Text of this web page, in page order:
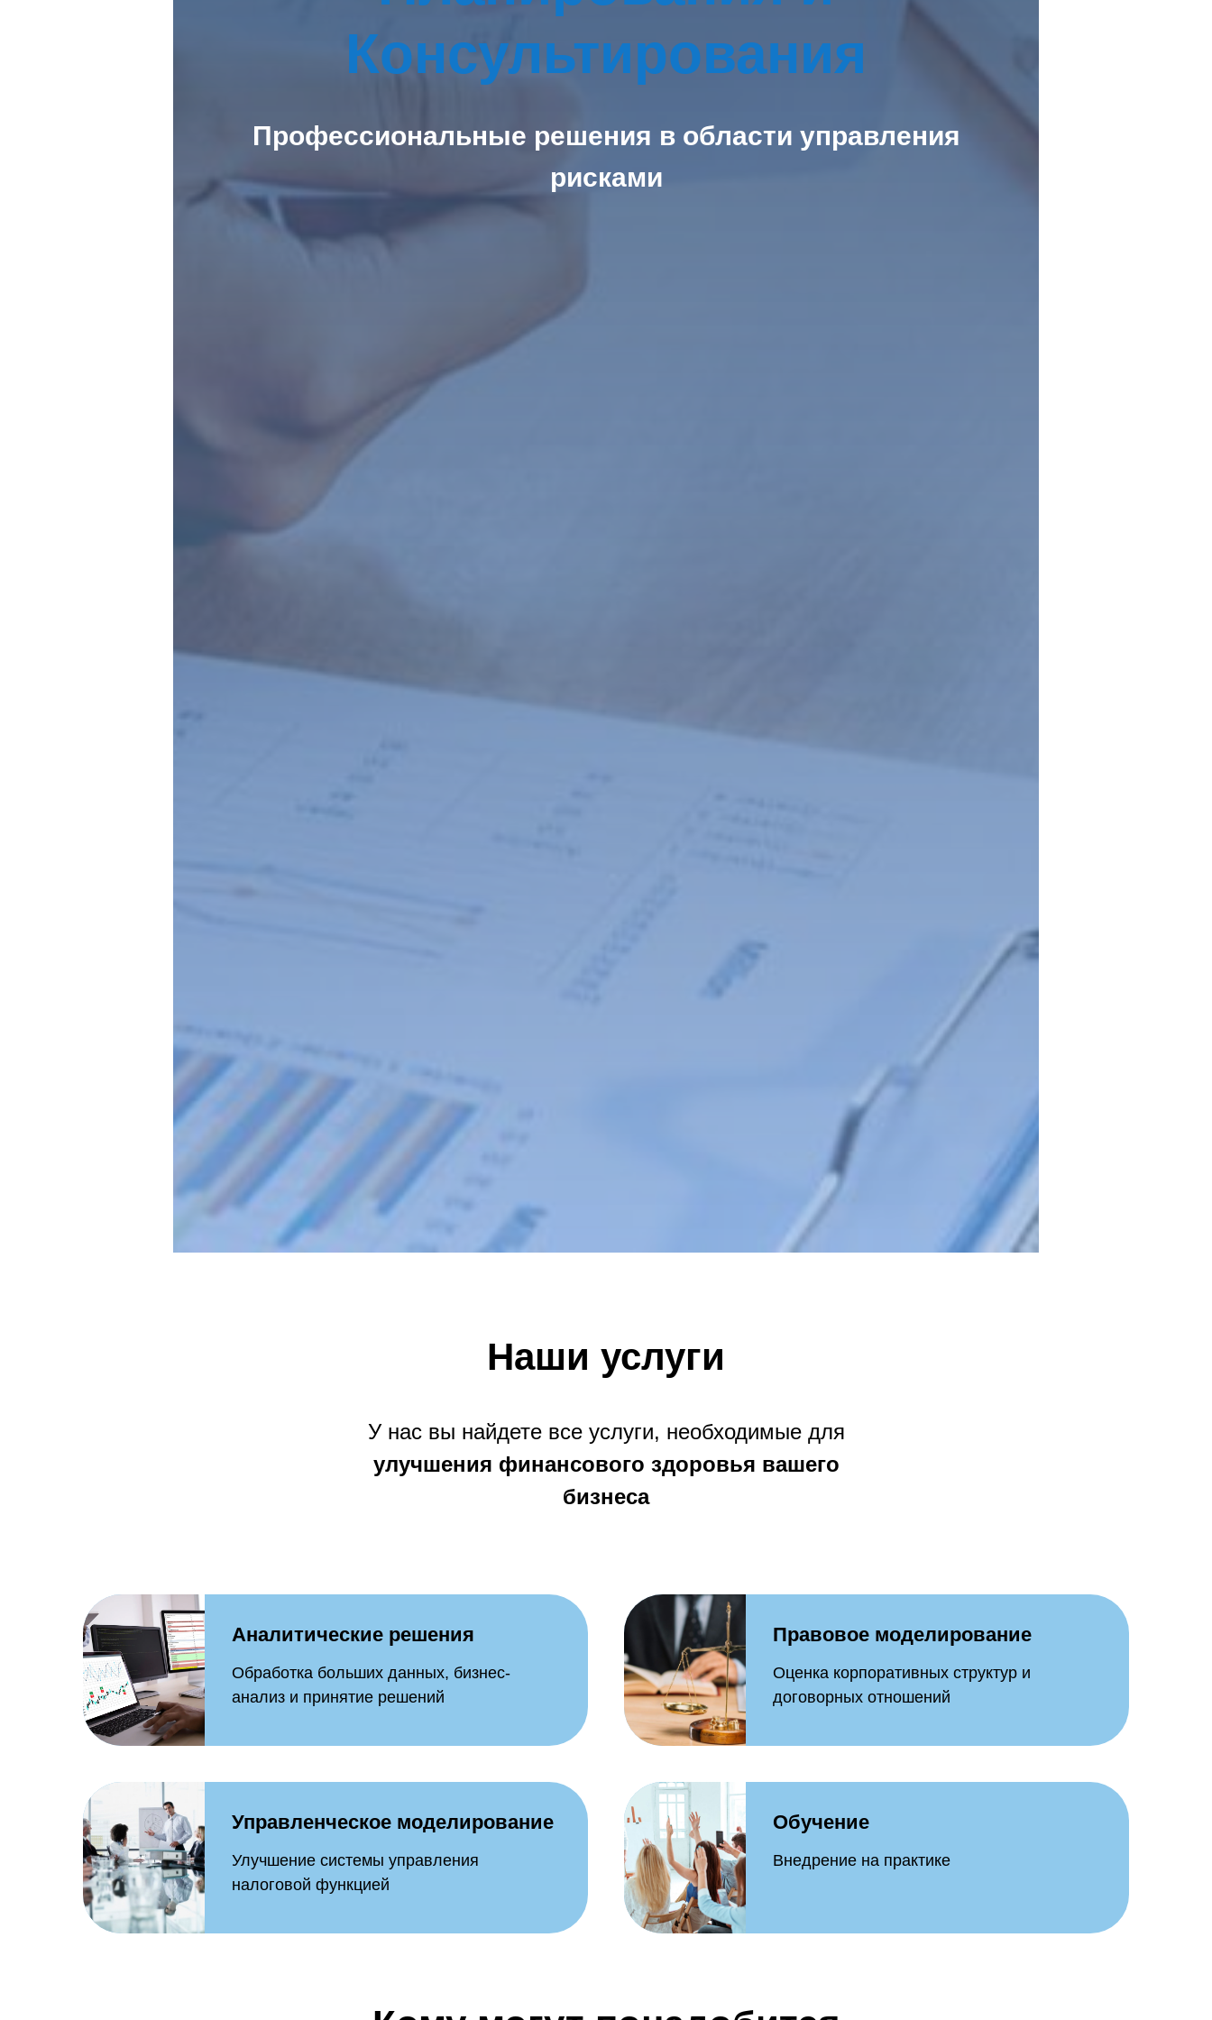
Консультирования
Профессиональные решения в области управления
рисками
Наши услуги
У нас вы найдете все услуги, необходимые для
улучшения финансового здоровья вашего
бизнеса
Аналитические решения
Обработка больших данных, бизнес-
анализ и принятие решений
Правовое моделирование
Оценка корпоративных структур и
договорных отношений
Управленческое моделирование
Улучшение системы управления
налоговой функцией
Обучение
Внедрение на практике